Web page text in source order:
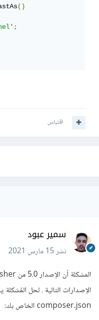
()
;
اقتباس
سمير عبود
نشر15 مارس 2021
الإصدارات التالية . لحل
composer.json الخاص بك: